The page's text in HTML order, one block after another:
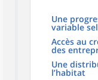
Une
variable
Accès au
des
Une
l’habitat